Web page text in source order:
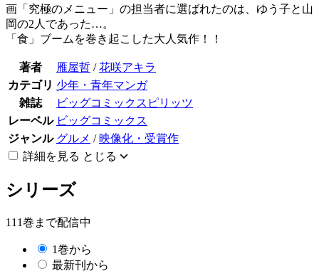
画「究極のメニュー」の担当者に選ばれたのは、ゆう子と山
岡の2人であった…。
「食」ブームを巻き起こした大人気作！！
著者 雁屋哲 /花咲アキラ
カテゴリ 少年・青年マンガ
雑誌
ビッグコミックスピリッツ
レーベル ビッグコミックス
ジャンル グルメ / 映像化・受賞作
詳細を見る とじる
シリーズ
111巻まで配信中
1巻から
最新刊から